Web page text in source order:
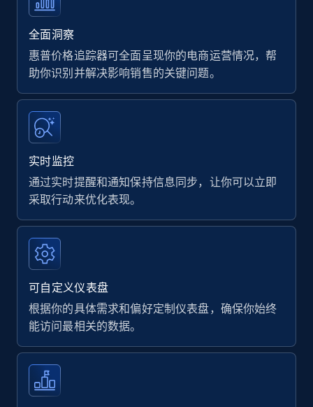
全面洞察
惠普价格追踪器可全面呈现你的电商运营情况，帮
助你识别并解决影响销售的关键问题。
实时监控
通过实时提醒和通知保持信息同步，让你可以立即
采取行动来优化表现。
可自定义仪表盘
根据你的具体需求和偏好定制仪表盘，确保你始终
能访问最相关的数据。